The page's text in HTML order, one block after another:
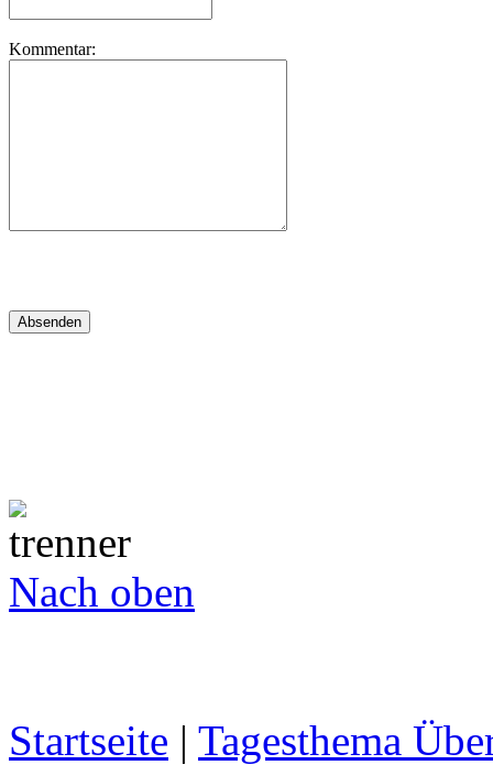
Kommentar:
Nach oben
Startseite | Tagesthema